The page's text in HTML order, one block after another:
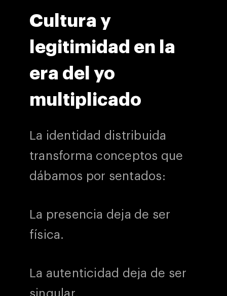
Cultura y
legitimidad en la
era del yo
multiplicado
La identidad distribuida
transforma conceptos que
dábamos por sentados:
La presencia deja de ser
física.
La autenticidad deja de ser